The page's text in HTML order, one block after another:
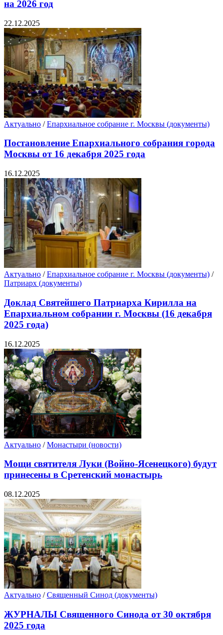
на 2026 год
22.12.2025
Актуально /Епархиальное собрание г. Москвы (документы)
Постановление Епархиального собрания города
Москвы от 16 декабря 2025 года
16.12.2025
Актуально /Епархиальное собрание г. Москвы (документы) /
Патриарх (документы)
Доклад Святейшего Патриарха Кирилла на
Епархиальном собрании г. Москвы (16 декабря
2025 года)
16.12.2025
Актуально /Монастыри (новости)
Мощи святителя Луки (Войно-Ясенецкого) будут
принесены в Сретенский монастырь
08.12.2025
Актуально /Священный Синод (документы)
ЖУРНАЛЫ Священного Синода от 30 октября
2025 года